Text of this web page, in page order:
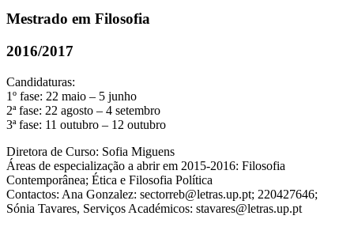
Mestrado em Filosofia
2016/2017
Candidaturas:
1º fase: 22 maio – 5 junho
2ª fase: 22 agosto – 4 setembro
3ª fase: 11 outubro – 12 outubro
Diretora de Curso: Sofia Miguens
Áreas de especialização a abrir em 2015-2016: Filosofia
Contemporânea; Ética e Filosofia Política
Contactos: Ana Gonzalez: sectorreb@letras.up.pt; 220427646;
Sónia Tavares, Serviços Académicos: stavares@letras.up.pt